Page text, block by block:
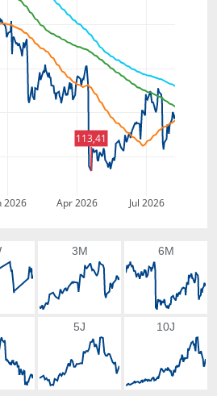
2026 Apr 2026 Jul 2026
113,41
3M 6M
5J 10J